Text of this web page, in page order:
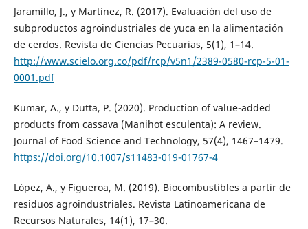
Jaramillo, J., y Martínez, R. (2017). Evaluación del uso de
subproductos agroindustriales de yuca en la alimentación
de cerdos. Revista de Ciencias Pecuarias, 5(1), 1–14.
http://www.scielo.org.co/pdf/rcp/v5n1/2389-0580-rcp-5-01-
0001.pdf
Kumar, A., y Dutta, P. (2020). Production of value-added
products from cassava (Manihot esculenta): A review.
Journal of Food Science and Technology, 57(4), 1467–1479.
https://doi.org/10.1007/s11483-019-01767-4
López, A., y Figueroa, M. (2019). Biocombustibles a partir de
residuos agroindustriales. Revista Latinoamericana de
Recursos Naturales, 14(1), 17–30.